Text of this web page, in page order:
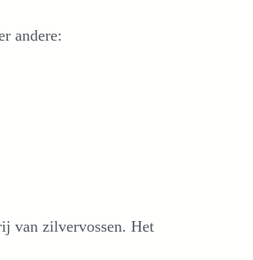
andere:
van zilvervossen. Het